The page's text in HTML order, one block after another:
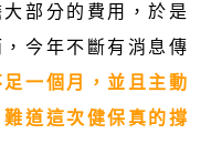
部分的費用，於是
今年不斷有消息傳
一個月，並且主動
道這次健保真的撐